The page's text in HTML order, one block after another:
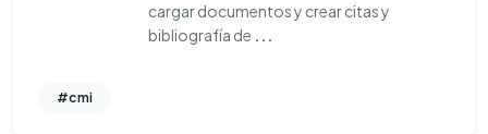
cargar documentos y crear citas y
bibliografía de ...
#cmi